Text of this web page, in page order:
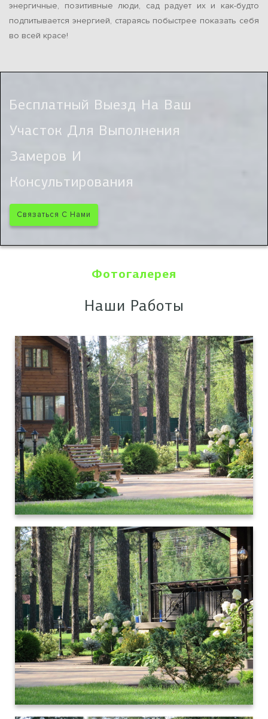
энергичные, позитивные люди, сад радует их и как-будто
подпитывается энергией, стараясь побыстрее показать себя
во всей красе!
Бесплатный Выезд На Ваш
Участок Для Выполнения
Замеров И
Консультирования
Связаться С Нами
Фотогалерея
Наши Работы